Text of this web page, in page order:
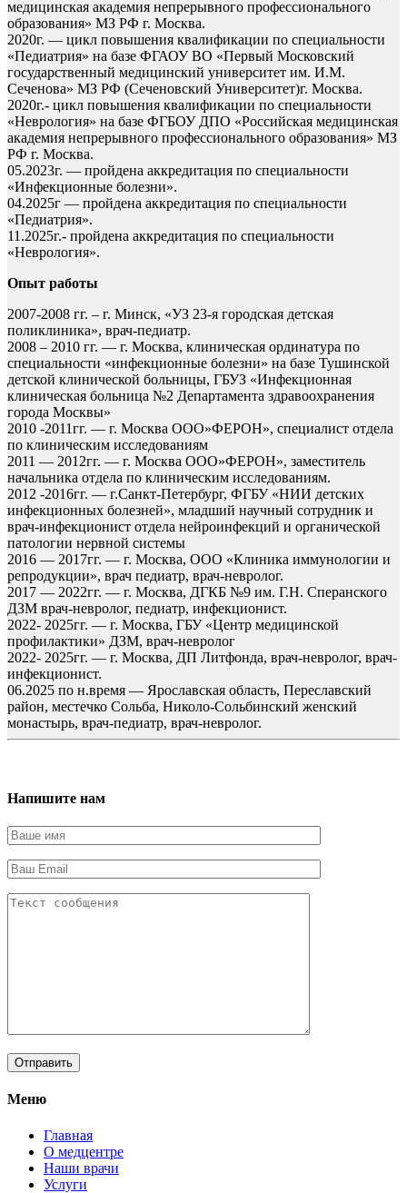
медицинская академия непрерывного профессионального
образования» МЗ РФ г. Москва.
2020г. — цикл повышения квалификации по специальности
«Педиатрия» на базе ФГАОУ ВО «Первый Московский
государственный медицинский университет им. И.М.
Сеченова» МЗ РФ (Сеченовский Университет)г. Москва.
2020г.- цикл повышения квалификации по специальности
«Неврология» на базе ФГБОУ ДПО «Российская медицинская
академия непрерывного профессионального образования» МЗ
РФ г. Москва.
05.2023г. — пройдена аккредитация по специальности
«Инфекционные болезни».
04.2025г — пройдена аккредитация по специальности
«Педиатрия».
11.2025г.- пройдена аккредитация по специальности
«Неврология».
Опыт работы
2007-2008 гг. – г. Минск, «УЗ 23-я городская детская
поликлиника», врач-педиатр.
2008 – 2010 гг. — г. Москва, клиническая ординатура по
специальности «инфекционные болезни» на базе Тушинской
детской клинической больницы, ГБУЗ «Инфекционная
клиническая больница №2 Департамента здравоохранения
города Москвы»
2010 -2011гг. — г. Москва ООО»ФЕРОН», специалист отдела
по клиническим исследованиям
2011 — 2012гг. — г. Москва ООО»ФЕРОН», заместитель
начальника отдела по клиническим исследованиям.
2012 -2016гг. — г.Санкт-Петербург, ФГБУ «НИИ детских
инфекционных болезней», младший научный сотрудник и
врач-инфекционист отдела нейроинфекций и органической
патологии нервной системы
2016 — 2017гг. — г. Москва, ООО «Клиника иммунологии и
репродукции», врач педиатр, врач-невролог.
2017 — 2022гг. — г. Москва, ДГКБ №9 им. Г.Н. Сперанского
ДЗМ врач-невролог, педиатр, инфекционист.
2022- 2025гг. — г. Москва, ГБУ «Центр медицинской
профилактики» ДЗМ, врач-невролог
2022- 2025гг. — г. Москва, ДП Литфонда, врач-невролог, врач-
инфекционист.
06.2025 по н.время — Ярославская область, Переславский
район, местечко Сольба, Николо-Сольбинский женский
монастырь, врач-педиатр, врач-невролог.
Напишите нам
Меню
Главная
О медцентре
Наши врачи
Услуги